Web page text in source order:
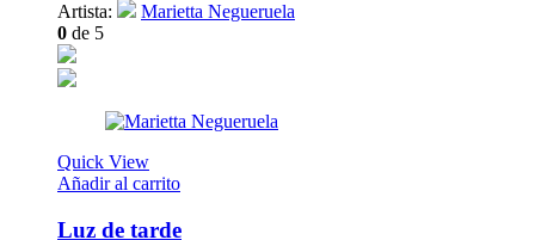
Artista:
Marietta Negueruela
0 de 5
Quick View
Añadir al carrito
Luz de tarde